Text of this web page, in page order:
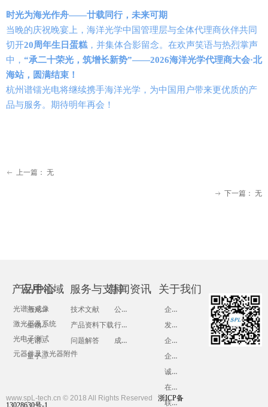
时光为海光作舟——廿载同行，未来可期
当晚的庆祝晚宴上，海洋光学中国管理层与全体代理商伙伴共同
切开20周年生日蛋糕 ，并集体合影留念。在欢声笑语与热烈掌声
中， “承二十荣光，筑增长新势”——2026海洋光学代理商大会·北
海站，圆满结束！
杭州谱镭光电将继续携手海洋光学，为中国用户带来更优质的产
品与服务。期待明年再会！
ꂃ 上一篇： 无
ꁹ 下一篇： 无
产品中心
应用领域 服务与支持新闻资讯 关于我们
企业简介
发展历程
企业文化
企业期刊
诚聘英才
在线留言
联系我们
公司新闻
行业动态
成功案例
技术文献
产品资料下载
问题解答
激光器及系统
生物光学
光谱系统
量子光学
光谱与成像
激光器及系统
光电子测试
元器件及激光器附件
www.spL-tech.cn © 2018 All Rights Reserved
浙ICP备
13028630号-1